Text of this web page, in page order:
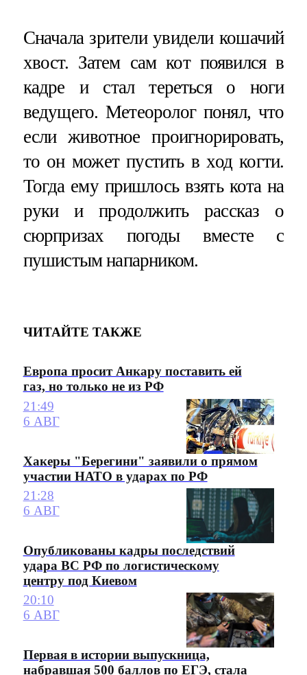
Сначала зрители увидели кошачий
хвост. Затем сам кот появился в
кадре и стал тереться о ноги
ведущего. Метеоролог понял, что
если животное проигнорировать,
то он может пустить в ход когти.
Тогда ему пришлось взять кота на
руки и продолжить рассказ о
сюрпризах погоды вместе с
пушистым напарником.
ЧИТАЙТЕ ТАКЖЕ
Европа просит Анкару поставить ей
газ, но только не из РФ
21:49
6 АВГ
Хакеры "Берегини" заявили о прямом
участии НАТО в ударах по РФ
21:28
6 АВГ
Опубликованы кадры последствий
удара ВС РФ по логистическому
центру под Киевом
20:10
6 АВГ
Первая в истории выпускница,
набравшая 500 баллов по ЕГЭ, стала